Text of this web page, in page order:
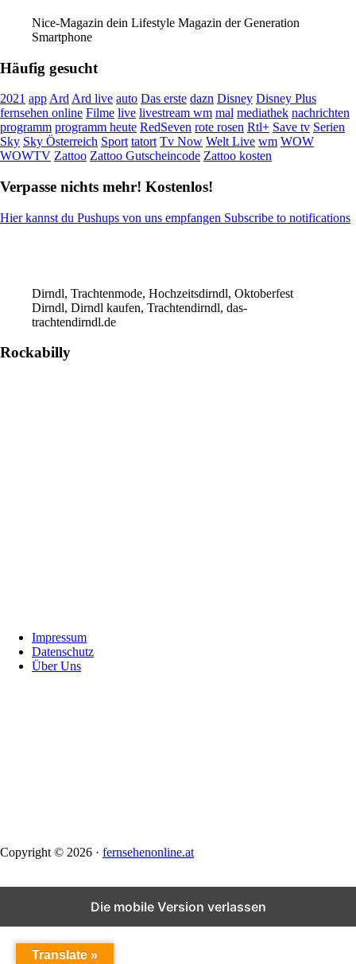
Nice-Magazin dein Lifestyle Magazin der Generation
Smartphone
Häufig gesucht
2021 app Ard Ard live auto Das erste dazn Disney Disney Plus
fernsehen online Filme live livestream wm mal mediathek nachrichten
programm programm heute RedSeven rote rosen Rtl+ Save tv Serien
Sky Sky Österreich Sport tatort Tv Now Welt Live wm WOW
WOWTV Zattoo Zattoo Gutscheincode Zattoo kosten
Verpasse nichts mehr! Kostenlos!
Hier kannst du Pushups von uns empfangen Subscribe to notifications
Dirndl, Trachtenmode, Hochzeitsdirndl, Oktoberfest
Dirndl, Dirndl kaufen, Trachtendirndl, das-
trachtendirndl.de
Rockabilly
FooterImpressum
Datenschutz
Über Uns
Copyright © 2026 · fernsehenonline.at
Translate »
Die mobile Version verlassen